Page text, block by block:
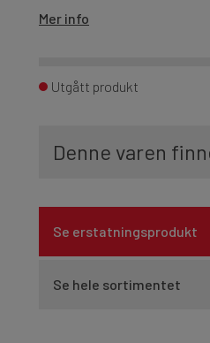
Mer info
Utgått produkt
Denne varen
Se erstatningsprodukt
Se hele sortimentet